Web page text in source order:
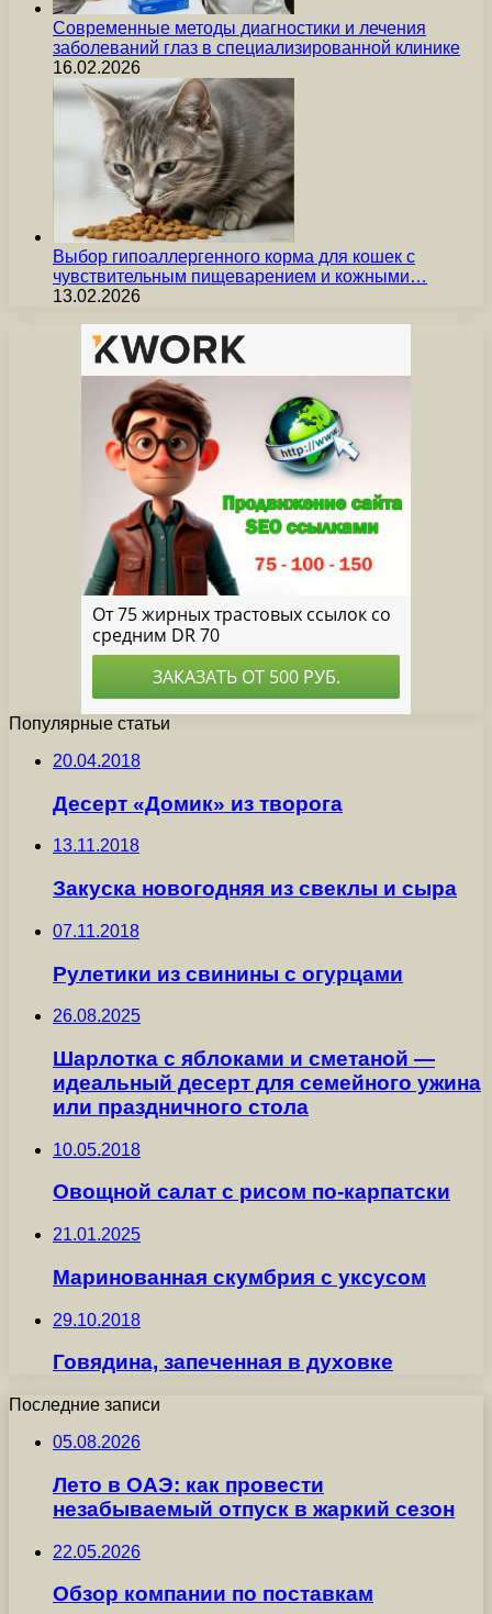
Современные методы диагностики и лечения
заболеваний глаз в специализированной клинике
16.02.2026
Выбор гипоаллергенного корма для кошек с
чувствительным пищеварением и кожными…
13.02.2026
Популярные статьи
20.04.2018
Десерт «Домик» из творога
13.11.2018
Закуска новогодняя из свеклы и сыра
07.11.2018
Рулетики из свинины с огурцами
26.08.2025
Шарлотка с яблоками и сметаной —
идеальный десерт для семейного ужина
или праздничного стола
10.05.2018
Овощной салат с рисом по-карпатски
21.01.2025
Маринованная скумбрия с уксусом
29.10.2018
Говядина, запеченная в духовке
Последние записи
05.08.2026
Лето в ОАЭ: как провести
незабываемый отпуск в жаркий сезон
22.05.2026
Обзор компании по поставкам